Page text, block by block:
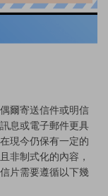
爾寄送信件或明信
息或電子郵件更具
現今仍保有一定的
非制式化的內容，
片需要遵循以下幾